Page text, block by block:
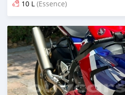
10 L (Essence)
Publié il y a presque 2 ans